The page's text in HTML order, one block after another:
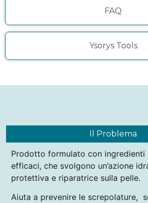
FAQ
Ysorys Tools
Il Problema
Prodotto formulato con ingredienti
efficaci, che svolgono un’azione
protettiva e riparatrice sulla pelle.
Aiuta a prevenire le screpolature,